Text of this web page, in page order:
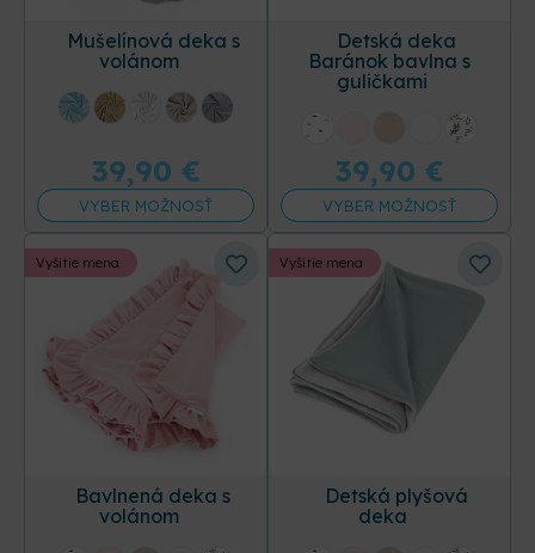
Mušelínová deka s
volánom
39,90 €
VYBER MOŽNOSŤ
Detská deka
Baránok bavlna s
guličkami
39,90 €
VYBER MOŽNOSŤ
Bavlnená deka s
volánom
Vyšitie mena
Detská plyšová
deka
Vyšitie mena